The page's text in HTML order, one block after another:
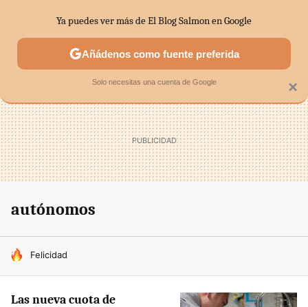
SECTORES ECONOMÍA DOMÉSTICA MERCADOS
autónomos
HOY SE HABLA DE
Felicidad
Las nueva cuota de
×
Ya puedes ver más de El Blog Salmon en Google
Añádenos como fuente preferida
Solo necesitas una cuenta de Google